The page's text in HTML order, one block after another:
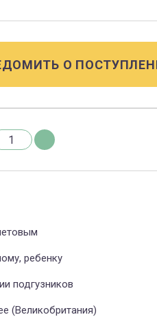
О
ребенку
подгузников
(Великобритания)